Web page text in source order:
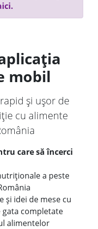
mobil
și ușor de
cu alimente
care să încerci
a peste
și idei de mese cu
completate
alimentelor